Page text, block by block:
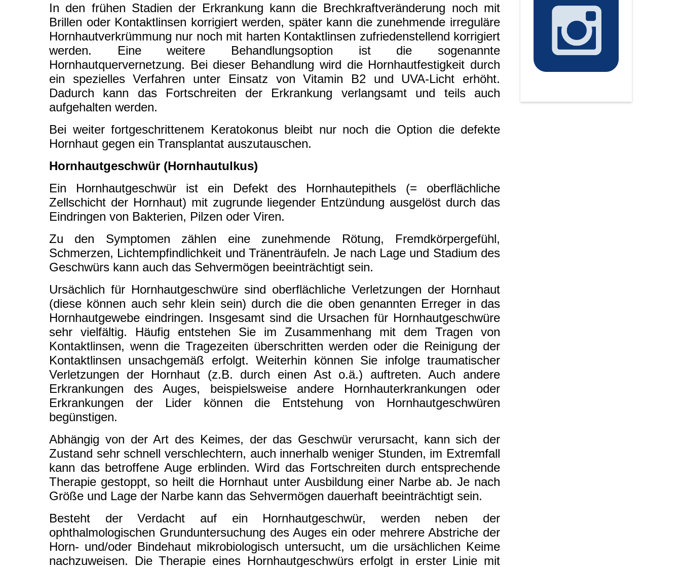
In den frühen Stadien der Erkrankung kann die Brechkraftveränderung noch mit
Brillen oder Kontaktlinsen korrigiert werden, später kann die zunehmende irreguläre
Hornhautverkrümmung nur noch mit harten Kontaktlinsen zufriedenstellend korrigiert
werden. Eine weitere Behandlungsoption ist die sogenannte
Hornhautquervernetzung. Bei dieser Behandlung wird die Hornhautfestigkeit durch
ein spezielles Verfahren unter Einsatz von Vitamin B2 und UVA-Licht erhöht.
Dadurch kann das Fortschreiten der Erkrankung verlangsamt und teils auch
aufgehalten werden.
Bei weiter fortgeschrittenem Keratokonus bleibt nur noch die Option die defekte
Hornhaut gegen ein Transplantat auszutauschen.
Hornhautgeschwür (Hornhautulkus)
Ein Hornhautgeschwür ist ein Defekt des Hornhautepithels (= oberflächliche
Zellschicht der Hornhaut) mit zugrunde liegender Entzündung ausgelöst durch das
Eindringen von Bakterien, Pilzen oder Viren.
Zu den Symptomen zählen eine zunehmende Rötung, Fremdkörpergefühl,
Schmerzen, Lichtempfindlichkeit und Tränenträufeln. Je nach Lage und Stadium des
Geschwürs kann auch das Sehvermögen beeinträchtigt sein.
Ursächlich für Hornhautgeschwüre sind oberflächliche Verletzungen der Hornhaut
(diese können auch sehr klein sein) durch die die oben genannten Erreger in das
Hornhautgewebe eindringen. Insgesamt sind die Ursachen für Hornhautgeschwüre
sehr vielfältig. Häufig entstehen Sie im Zusammenhang mit dem Tragen von
Kontaktlinsen, wenn die Tragezeiten überschritten werden oder die Reinigung der
Kontaktlinsen unsachgemäß erfolgt. Weiterhin können Sie infolge traumatischer
Verletzungen der Hornhaut (z.B. durch einen Ast o.ä.) auftreten. Auch andere
Erkrankungen des Auges, beispielsweise andere Hornhauterkrankungen oder
Erkrankungen der Lider können die Entstehung von Hornhautgeschwüren
begünstigen.
Abhängig von der Art des Keimes, der das Geschwür verursacht, kann sich der
Zustand sehr schnell verschlechtern, auch innerhalb weniger Stunden, im Extremfall
kann das betroffene Auge erblinden. Wird das Fortschreiten durch entsprechende
Therapie gestoppt, so heilt die Hornhaut unter Ausbildung einer Narbe ab. Je nach
Größe und Lage der Narbe kann das Sehvermögen dauerhaft beeinträchtigt sein.
Besteht der Verdacht auf ein Hornhautgeschwür, werden neben der
ophthalmologischen Grunduntersuchung des Auges ein oder mehrere Abstriche der
Horn- und/oder Bindehaut mikrobiologisch untersucht, um die ursächlichen Keime
nachzuweisen. Die Therapie eines Hornhautgeschwürs erfolgt in erster Linie mit